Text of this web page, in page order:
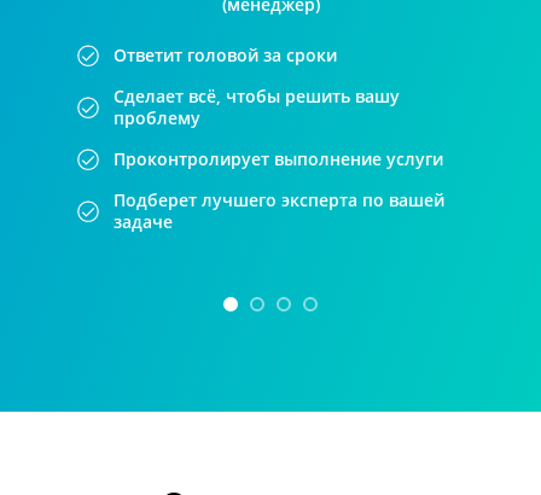
Ответит головой за сроки
Сделает всё, чтобы решить вашу
проблему
Проконтролирует выполнение услуги
Подберет лучшего эксперта по вашей
задаче